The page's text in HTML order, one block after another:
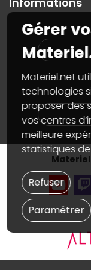
Informations
Guides d'achats et
On rachète votre
PC sur mesure :
Notre démarche
Materiel.net recrute
Notre programme
Partenariat &
Plan du site
Nos marques
Conditions
Informations
Données
Gérer vos cookies
Accessibilité :
Gérer
Materiel.net
technologies
proposer des
vos centres
meilleure
statistiques
Paramétrer
Refuser